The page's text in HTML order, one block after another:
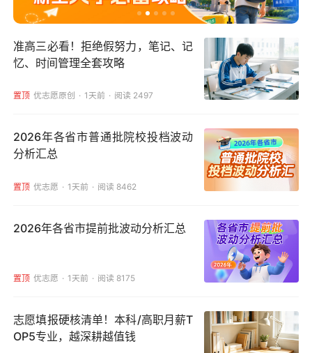
准高三必看！拒绝假努力，笔记、记
忆、时间管理全套攻略
置顶 优志愿原创 1天前 阅读 2497
2026年各省市普通批院校投档波动
分析汇总
置顶 优志愿 1天前 阅读 8462
2026年各省市提前批波动分析汇总
置顶 优志愿 1天前 阅读 8175
志愿填报硬核清单！本科/高职月薪T
OP5专业，越深耕越值钱